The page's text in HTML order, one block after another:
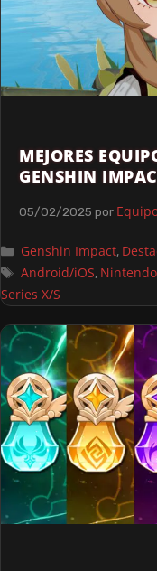
MEJORES
GENSHIN
05/02/2025 por
Genshin Impact,
Android/iOS,
Series X/S